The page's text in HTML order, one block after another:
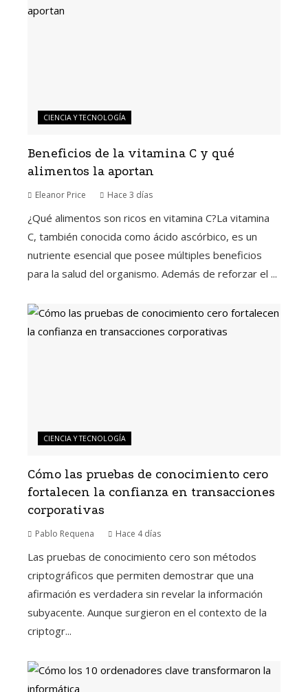
CIENCIA Y TECNOLOGÍA
Beneficios de la vitamina C y qué
alimentos la aportan
Eleanor Price Hace 3 días
¿Qué alimentos son ricos en vitamina C?La vitamina
C, también conocida como ácido ascórbico, es un
nutriente esencial que posee múltiples beneficios
para la salud del organismo. Además de reforzar el ...
CIENCIA Y TECNOLOGÍA
Cómo las pruebas de conocimiento cero
fortalecen la confianza en transacciones
corporativas
Pablo Requena Hace 4 días
Las pruebas de conocimiento cero son métodos
criptográficos que permiten demostrar que una
afirmación es verdadera sin revelar la información
subyacente. Aunque surgieron en el contexto de la
criptogr...